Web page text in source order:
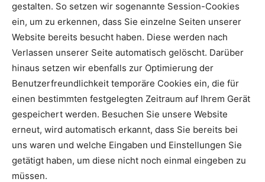
gestalten. So setzen wir sogenannte Session-Cookies
ein, um zu erkennen, dass Sie einzelne Seiten unserer
Website bereits besucht haben. Diese werden nach
Verlassen unserer Seite automatisch gelöscht. Darüber
hinaus setzen wir ebenfalls zur Optimierung der
Benutzerfreundlichkeit temporäre Cookies ein, die für
einen bestimmten festgelegten Zeitraum auf Ihrem Gerät
gespeichert werden. Besuchen Sie unsere Website
erneut, wird automatisch erkannt, dass Sie bereits bei
uns waren und welche Eingaben und Einstellungen Sie
getätigt haben, um diese nicht noch einmal eingeben zu
müssen.